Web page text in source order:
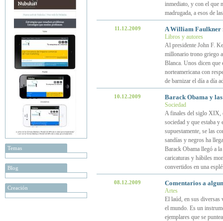
Temas
Blog
Creación
inmediato, y con el que
madrugada, a esos de
11.12.2009 A William Faulkner
Libros y autores
Al presidente John F.
millonario trono griego
Blanca. Unos dicen que
norteamericana con
de barnizar el día a día
10.12.2009 Barack Obama y las
Sociedad
A finales del siglo XIX,
sociedad y que estaba y
supuestamente, se las
sandías y negros ha
Barack Obama llegó a
caricaturas y hábiles
convertidos en una
08.12.2009 Comentarios a
Artes
El laúd, en sus diversas
el mundo. Es un
ejemplares que se